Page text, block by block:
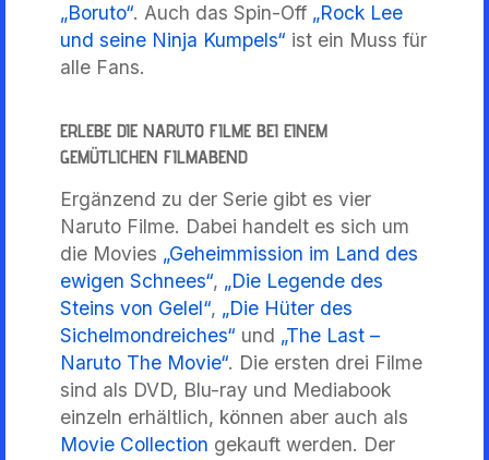
„Boruto“. Auch das Spin-Off „Rock Lee
und seine Ninja Kumpels“ ist ein Muss für
alle Fans.
ERLEBE DIE NARUTO FILME BEI EINEM
GEMÜTLICHEN FILMABEND
Ergänzend zu der Serie gibt es vier
Naruto Filme. Dabei handelt es sich um
die Movies „Geheimmission im Land des
ewigen Schnees“, „Die Legende des
Steins von Gelel“, „Die Hüter des
Sichelmondreiches“ und „The Last –
Naruto The Movie“. Die ersten drei Filme
sind als DVD, Blu-ray und Mediabook
einzeln erhältlich, können aber auch als
Movie Collection gekauft werden. Der